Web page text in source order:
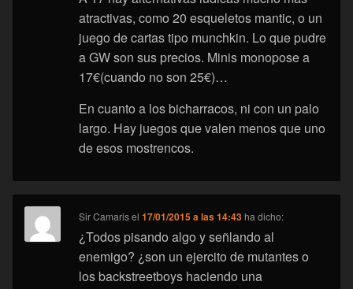
atractivas, como 20 esqueletos mantic, o un
juego de cartas tipo munchkin. Lo que pudre
a GW son sus precios. Minis monopose a
17€(cuando no son 25€)…
En cuanto a los bicharracos, ni con un palo
largo. Hay juegos que valen menos que uno
de esos mostrencos.
Sir Camarisel17/01/2015 a las 14:43 ha dicho:
¿Todos pisando algo y señlando al
enemigo? ¿son un ejercito de mutantes o
los backstreetboys haciendo una